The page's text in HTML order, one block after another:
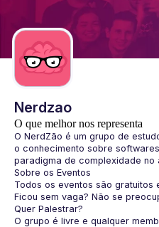
Nerdzao
O que melhor nos representa
O NerdZão é um grupo de
o conhecimento sobre
paradigma de complexidade no
Sobre os Eventos
Todos os eventos são gratuitos
Ficou sem vaga? Não se
Quer Palestrar?
O grupo é livre e qualquer